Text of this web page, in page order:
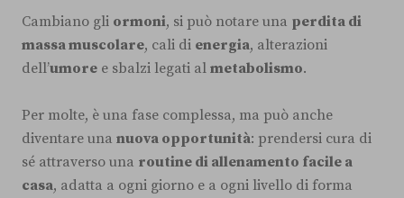
Cambiano gli ormoni, si può notare una perdita di
massa muscolare, cali di energia, alterazioni
dell’umore e sbalzi legati al metabolismo.
Per molte, è una fase complessa, ma può anche
diventare una nuova opportunità: prendersi cura di
sé attraverso una routine di allenamento facile a
casa, adatta a ogni giorno e a ogni livello di forma